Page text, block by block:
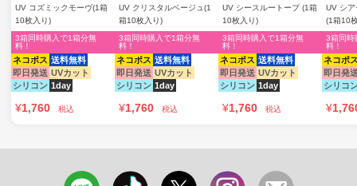
UV コズミックモーヴ(1箱
10枚入り)
ネコポス 送料無料
即日発送 UVカット
シリコン 1day
3箱同時購入で1箱分無
料！
¥1,760 税込
UV クリスタルベージュ(1
箱10枚入り)
ネコポス 送料無料
即日発送 UVカット
シリコン 1day
3箱同時購入で1箱分無
料！
¥1,760 税込
UV シースルートープ (1箱
10枚入り)
ネコポス 送料無料
即日発送 UVカット
シリコン 1day
3箱同時購入で1箱分無
料！
¥1,760 税込
UV シア
(1箱10
ネコポ
即日発
シリコ
3箱同時
料！
¥